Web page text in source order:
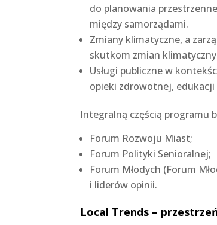
do planowania
między samorządami.
Zmiany klimatyczne, a
skutkom zmian
Usługi publiczne w
opieki zdrowotnej,
Integralną częścią programu
Forum Rozwoju Miast;
Forum Polityki Senioralnej;
Forum Młodych (Forum
i liderów opinii.
Local Trends –